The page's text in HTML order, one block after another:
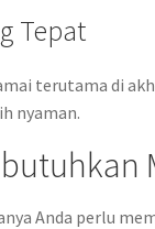
Tepat
terutama di
nyaman.
Anda perlu